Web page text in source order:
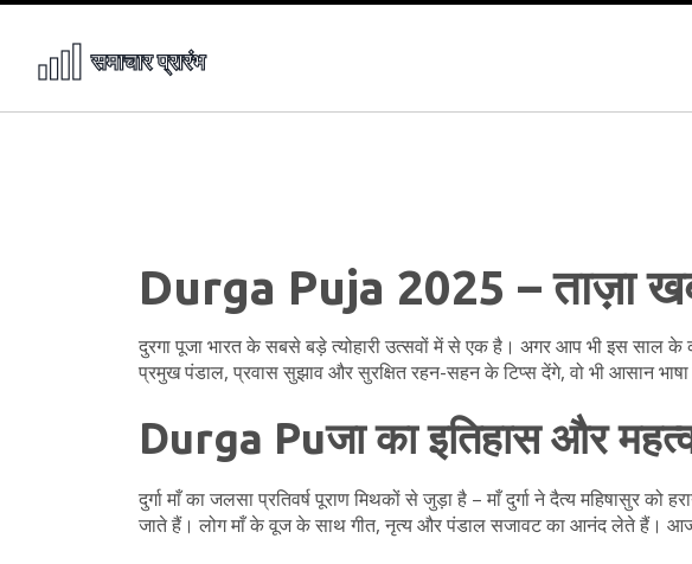
Durga Puja 2025 – ताज़ा
दुरगा पूजा भारत के सबसे बड़े त्योहारी उत्सवों में से एक है। अगर आप भी इस साल के
प्रमुख पंडाल, प्रवास सुझाव और सुरक्षित रहन-सहन के टिप्स देंगे, वो भी आसान भाषा
Durga Puजा का इतिहास और
दुर्गा माँ का जलसा प्रतिवर्ष पूराण मिथकों से जुड़ा है – माँ दुर्गा ने दैत्य महिषासुर
जाते हैं। लोग माँ के वूज के साथ गीत, नृत्य और पंडाल सजावट का आनंद लेते हैं।